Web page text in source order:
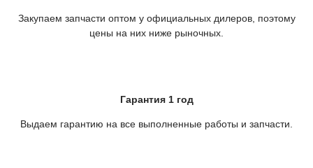
Закупаем запчасти оптом у официальных дилеров, поэтому
цены на них ниже рыночных.
Гарантия 1 год
Выдаем гарантию на все выполненные работы и запчасти.